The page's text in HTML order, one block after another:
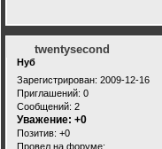
twentysecond
Нуб
Зарегистрирован: 2009-12-16
Приглашений: 0
Сообщений: 2
Уважение: +0
Позитив: +0
Провел на форуме: